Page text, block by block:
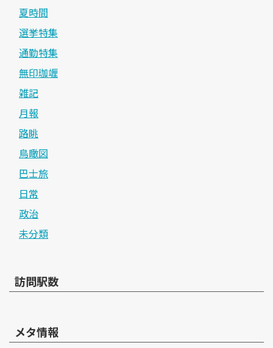
夏時間
選挙特集
通勤特集
無印珈竰
雑記
月報
路眺
鳥瞰図
巴士旅
日常
政治
未分類
訪問駅数
メタ情報